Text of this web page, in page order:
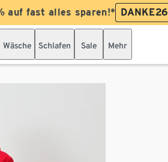
auf fast alles sparen!* DANKE26
Wäsche Schlafen Sale Mehr